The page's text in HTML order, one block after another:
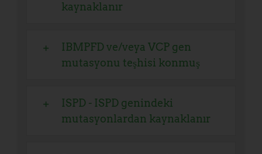
kaynaklanır
IBMPFD ve/veya VCP gen
mutasyonu teşhisi konmuş
ISPD - ISPD genindeki
mutasyonlardan kaynaklanır